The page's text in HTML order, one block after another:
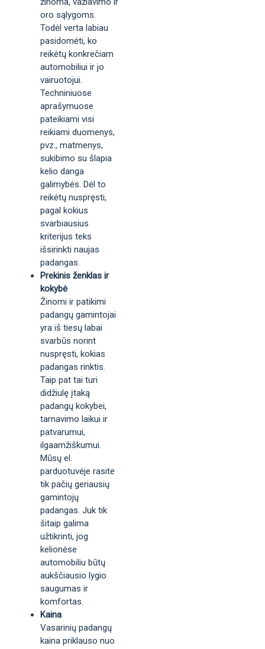
oro sąlygoms.
Todėl verta labiau
pasidomėti, ko
reikėtų konkrečiam
automobiliui ir jo
vairuotojui.
Techniniuose
aprašymuose
pateikiami visi
reikiami duomenys,
pvz., matmenys,
sukibimo su šlapia
kelio danga
galimybės. Dėl to
reikėtų nuspręsti,
pagal kokius
svarbiausius
kriterijus teks
išsirinkti naujas
padangas.
Prekinis ženklas ir
kokybė
Žinomi ir patikimi
padangų gamintojai
yra iš tiesų labai
svarbūs norint
nuspręsti, kokias
padangas rinktis.
Taip pat tai turi
didžiulę įtaką
padangų kokybei,
tarnavimo laikui ir
patvarumui,
ilgaamžiškumui.
Mūsų el.
parduotuvėje rasite
tik pačių geriausių
gamintojų
padangas. Juk tik
šitaip galima
užtikrinti, jog
kelionėse
automobiliu būtų
aukščiausio lygio
saugumas ir
komfortas.
Kaina
Vasarinių padangų
kaina priklauso nuo